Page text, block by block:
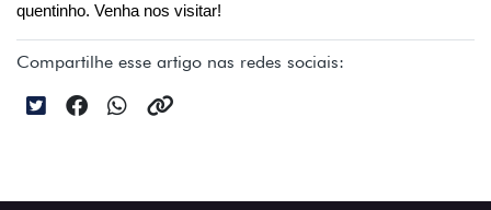
quentinho. Venha nos visitar!
Compartilhe esse artigo nas redes sociais: